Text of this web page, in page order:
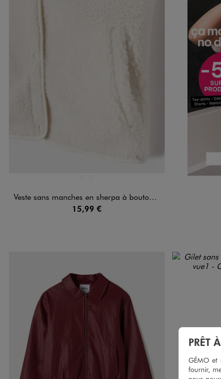
Veste sans manches en sherpa à boutons pression fille
15,99 €
PRÊT
GÉMO et
fournir,